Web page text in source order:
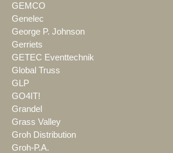
GEMCO
Genelec
George P. Johnson
Gerriets
GETEC Eventtechnik
Global Truss
GLP
GO4IT!
Grandel
Grass Valley
Groh Distribution
Groh-P.A.